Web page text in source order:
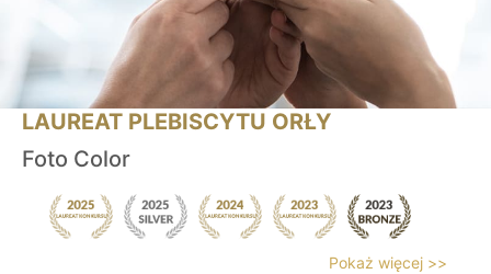
LAUREAT PLEBISCYTU ORŁY
Foto Color
Pokaż więcej >>